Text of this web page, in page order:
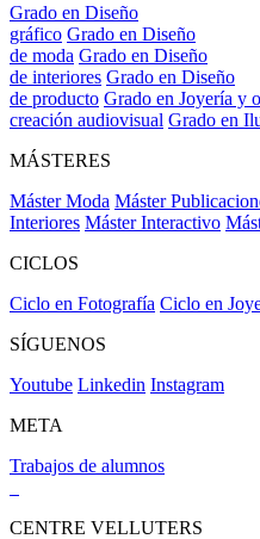
Grado en Diseño
gráfico Grado en Diseño
de moda Grado en Diseño
de interiores Grado en Diseño
de producto Grado en Joyería y
creación audiovisual Grado en
MÁSTERES
Máster Moda Máster
Interiores Máster Interactivo
CICLOS
Ciclo en Fotografía Ciclo en
SÍGUENOS
Youtube Linkedin Instagram
META
Trabajos de alumnos
CENTRE VELLUTERS